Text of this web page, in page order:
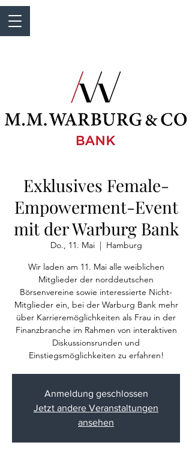
Exklusives Female-
Empowerment-Event
mit der Warburg Bank
Do., 11. Mai
  |
Hamburg
Wir laden am 11. Mai alle weiblichen
Mitglieder der norddeutschen
Börsenvereine sowie interessierte Nicht-
Mitglieder ein, bei der Warburg Bank mehr
über Karrieremöglichkeiten als Frau in der
Finanzbranche im Rahmen von interaktiven
Diskussionsrunden und
Einstiegsmöglichkeiten zu erfahren!
Anmeldung geschlossen
Jetzt andere Veranstaltungen
ansehen